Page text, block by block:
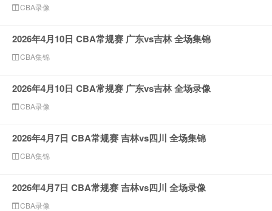
CBA录像
2026年4月10日 CBA常规赛 广东vs吉林 全场集锦
CBA集锦
2026年4月10日 CBA常规赛 广东vs吉林 全场录像
CBA录像
2026年4月7日 CBA常规赛 吉林vs四川 全场集锦
CBA集锦
2026年4月7日 CBA常规赛 吉林vs四川 全场录像
CBA录像